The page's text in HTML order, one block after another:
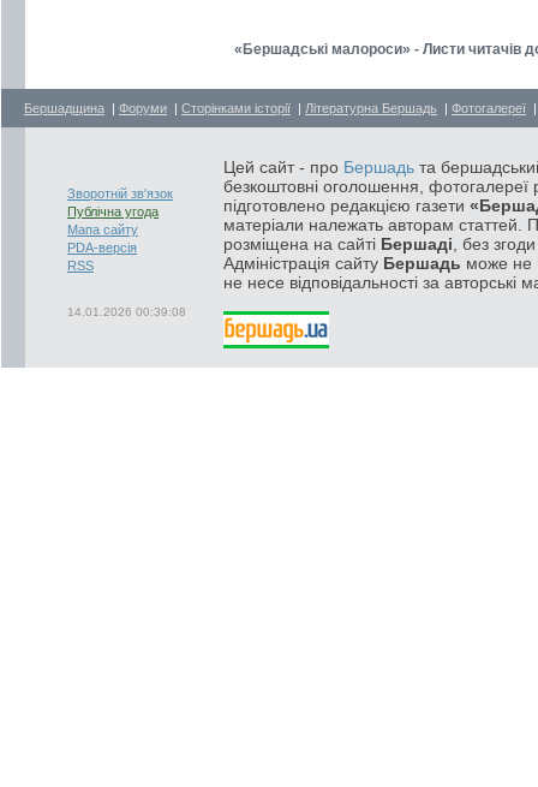
«Бершадські малороси» - Листи читачів
Бершадщина | Форуми | Сторінками історії | Літературна Бершадь | Фотогалереї
Зворотній зв'язок
Публічна угода
Мапа сайту
PDA-версія
RSS
14.01.2026 00:39:08
Цей сайт - про Бершадь та
безкоштовні оголошення, фотогалереї
підготовлено редакцією газети
матеріали належать авторам статтей.
розміщена на сайті Бершаді , без
Адміністрація сайту Бершадь може не
не несе відповідальності за авторські